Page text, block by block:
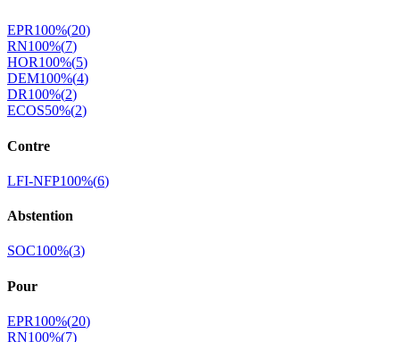
EPR100%(20)
RN100%(7)
HOR100%(5)
DEM100%(4)
DR100%(2)
ECOS50%(2)
Contre
LFI-NFP100%(6)
Abstention
SOC100%(3)
Pour
EPR100%(20)
RN100%(7)